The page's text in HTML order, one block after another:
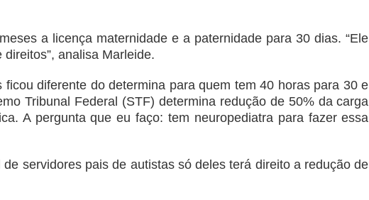
a licença maternidade e a paternidade para 30 dias. “Ele
analisa Marleide.
diferente do determina para quem tem 40 horas para 30 e
Tribunal Federal (STF) determina redução de 50% da carga
A pergunta que eu faço: tem neuropediatra para fazer essa
servidores pais de autistas só deles terá direito a redução de